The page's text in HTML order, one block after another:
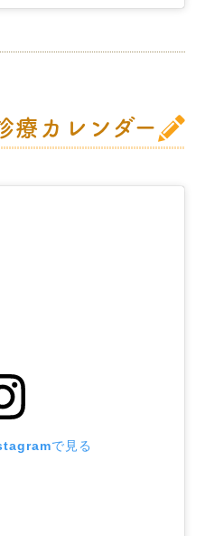
カレンダー
で見る